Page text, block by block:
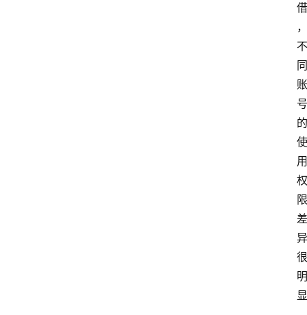
借
，
不
同
账
号
的
使
用
权
限
差
异
很
明
显